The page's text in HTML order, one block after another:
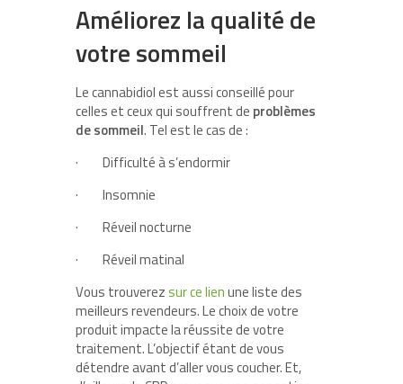
Améliorez la qualité de
votre sommeil
Le cannabidiol est aussi conseillé pour
celles et ceux qui souffrent de problèmes
de sommeil. Tel est le cas de :
· Difficulté à s’endormir
· Insomnie
· Réveil nocturne
· Réveil matinal
Vous trouverezsur ce lienune liste des
meilleurs revendeurs. Le choix de votre
produit impacte la réussite de votre
traitement. L’objectif étant de vous
détendre avant d’aller vous coucher. Et,